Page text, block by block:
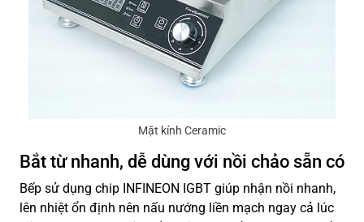
Mặt kính Ceramic
Bắt từ nhanh, dễ dùng với nồi chảo sẵn có
Bếp sử dụng chip INFINEON IGBT giúp nhận nồi nhanh,
lên nhiệt ổn định nên nấu nướng liền mạch ngay cả lúc